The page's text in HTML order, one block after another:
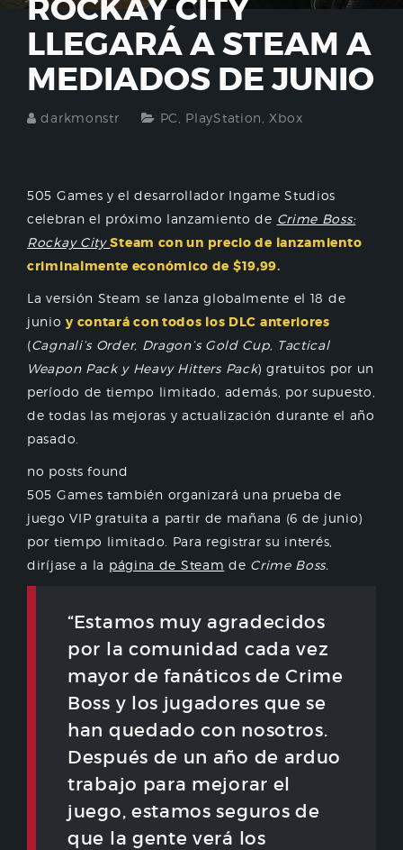
ROCKAY CITY
LLEGARÁ A STEAM A
MEDIADOS DE JUNIO
darkmonstr PC PlayStation Xbox
505 Games y el desarrollador Ingame Studios
celebran el próximo lanzamiento de Crime Boss:
Rockay City Steam con un precio de lanzamiento
criminalmente económico de $19,99.
La versión Steam se lanza globalmente el 18 de
junioy contará con todos los DLC anteriores
(Cagnali’s Order, Dragon’s Gold Cup, Tactical
Weapon Pack y Heavy Hitters Pack) gratuitos por un
período de tiempo limitado, además, por supuesto,
de todas las mejoras y actualización durante el año
pasado.
no posts found
505 Games también organizará una prueba de
juego VIP gratuita a partir de mañana (6 de junio)
por tiempo limitado. Para registrar su interés,
diríjase a la página de Steam de Crime Boss.
“Estamos muy agradecidos
por la comunidad cada vez
mayor de fanáticos de Crime
Boss y los jugadores que se
han quedado con nosotros.
Después de un año de arduo
trabajo para mejorar el
juego, estamos seguros de
que la gente verá los